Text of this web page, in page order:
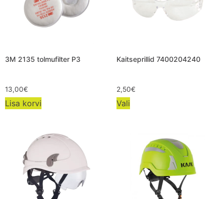
3M 2135 tolmufilter P3
13,00€
Lisa korvi
Kaitseprillid 7400204240
2,50€
Vali